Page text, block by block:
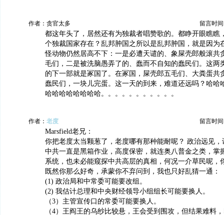
作者：贪官太多 留言时间
都这年头了，居然还有为独裁者唱赞歌的。都睁开眼瞧瞧
个独裁国家存在？乱邦肿国之所以是乱邦肿国，就是因为
怪动物仍然居高不下：一是必遭天谴的、象屎壳郎般滚共
毛们，二是被洗脑愚弄了的、蠢而不自知的蠢民们。这两
的下一部就是冢国了。在冢国，屎壳郎五毛们、大粪蛋共
蠢民们，一块儿完蛋。这一天的到来，难道还远吗？哈哈
哈哈哈哈哈哈哈哈。。。。。。。。。。。
作者： 老度 留言时间
Marsfield老兄：
你把老度太当颗葱了，老度哪有那种能耐呢？ 政治远见，
中共一直是黑箱作业，高度保密，就连奥八普金之类，掌
系统，也未必能窥探中共高层的真相，何况一介草民呢，
既然你那么好奇，承蒙你不弃问到，我也只好乱猜一通：
(1) 政治局和中常委可能要改组。
(2) 我估计总理和中央财经领导小组组长可能要换人。
（3）主管宣传口的常委可能要换人。
（4）王阎王的乌纱比较悬，王会受到围攻，但结果难料